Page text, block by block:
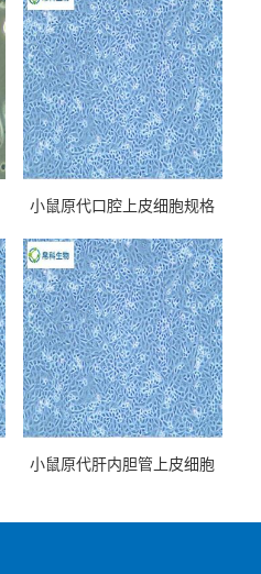
小鼠原代口腔上皮细胞规格
小鼠原代肝内胆管上皮细胞